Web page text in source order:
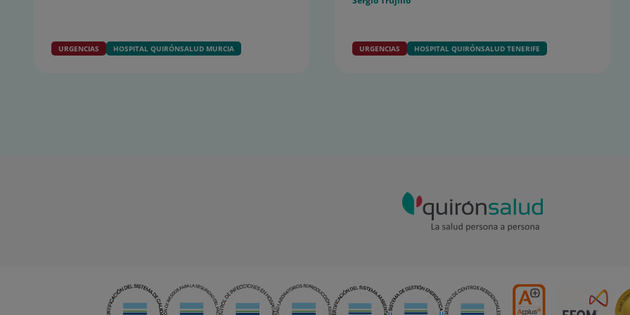
URGENCIAS HOSPITAL QUIRÓNSALUD MURCIA URGENCIAS HOSPITAL QUIRÓNSALUD TENERIFE